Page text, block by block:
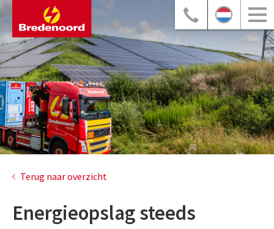
Terug naar overzicht
Energieopslag steeds